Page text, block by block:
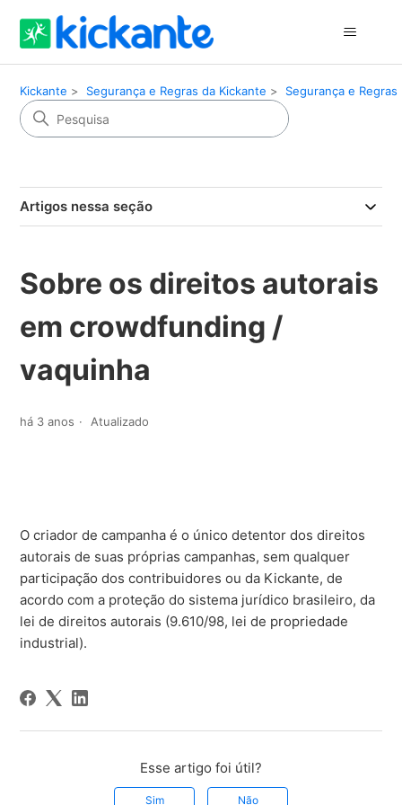
Kickante Segurança e Regras da Kickante Segurança e Regras
Artigos nessa seção
Sobre os direitos autorais
em crowdfunding /
vaquinha
há 3 anos Atualizado
O criador de campanha é o único detentor dos direitos
autorais de suas próprias campanhas, sem qualquer
participação dos contribuidores ou da Kickante, de
acordo com a proteção do sistema jurídico brasileiro, da
lei de direitos autorais (9.610/98, lei de propriedade
industrial).
Esse artigo foi útil?
Sim Não